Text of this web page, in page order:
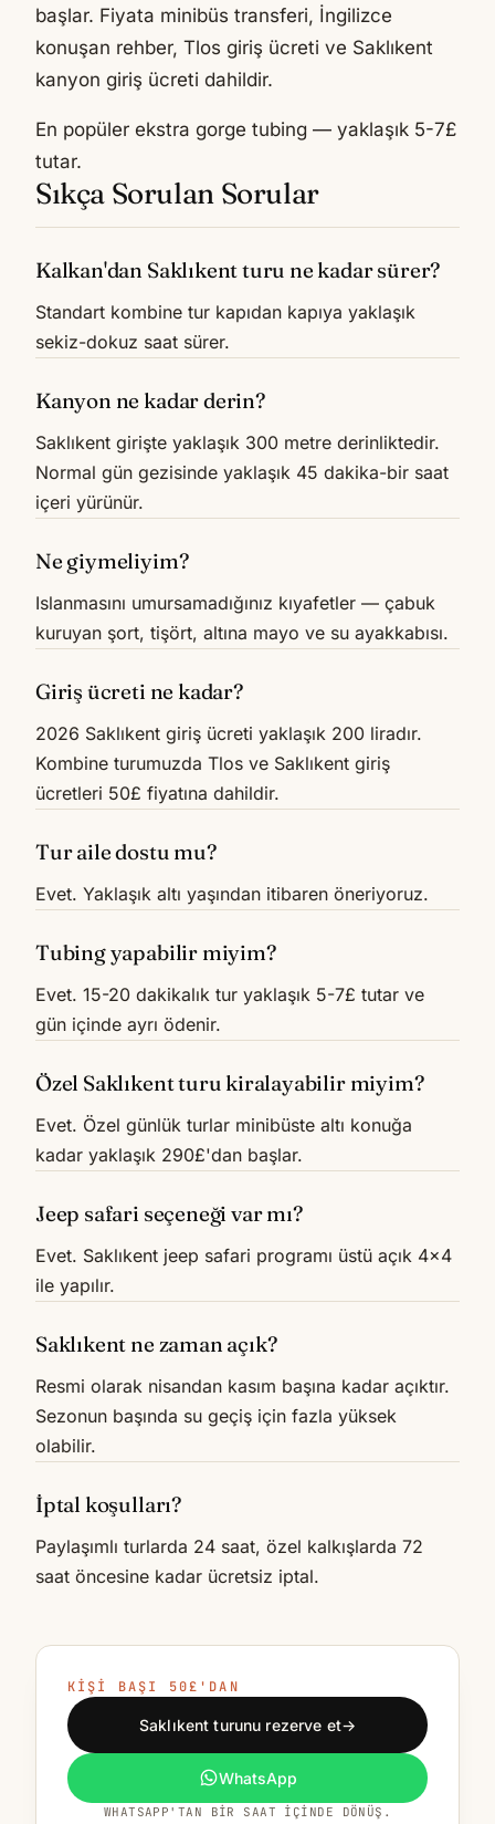
başlar. Fiyata minibüs transferi, İngilizce
konuşan rehber, Tlos giriş ücreti ve Saklıkent
kanyon giriş ücreti dahildir.
En popüler ekstra gorge tubing — yaklaşık 5-7£
tutar.
Sıkça Sorulan Sorular
Kalkan'dan Saklıkent turu ne kadar sürer?
Standart kombine tur kapıdan kapıya yaklaşık
sekiz-dokuz saat sürer.
Kanyon ne kadar derin?
Saklıkent girişte yaklaşık 300 metre derinliktedir.
Normal gün gezisinde yaklaşık 45 dakika-bir saat
içeri yürünür.
Ne giymeliyim?
Islanmasını umursamadığınız kıyafetler — çabuk
kuruyan şort, tişört, altına mayo ve su ayakkabısı.
Giriş ücreti ne kadar?
2026 Saklıkent giriş ücreti yaklaşık 200 liradır.
Kombine turumuzda Tlos ve Saklıkent giriş
ücretleri 50£ fiyatına dahildir.
Tur aile dostu mu?
Evet. Yaklaşık altı yaşından itibaren öneriyoruz.
Tubing yapabilir miyim?
Evet. 15-20 dakikalık tur yaklaşık 5-7£ tutar ve
gün içinde ayrı ödenir.
Özel Saklıkent turu kiralayabilir miyim?
Evet. Özel günlük turlar minibüste altı konuğa
kadar yaklaşık 290£'dan başlar.
Jeep safari seçeneği var mı?
Evet. Saklıkent jeep safari programı üstü açık 4x4
ile yapılır.
Saklıkent ne zaman açık?
Resmi olarak nisandan kasım başına kadar açıktır.
Sezonun başında su geçiş için fazla yüksek
olabilir.
İptal koşulları?
Paylaşımlı turlarda 24 saat, özel kalkışlarda 72
saat öncesine kadar ücretsiz iptal.
KIŞI BAŞI 50£'DAN
Saklıkent turunu rezerve et→
WhatsApp
WHATSAPP'TAN BIR SAAT IÇINDE DÖNÜŞ.